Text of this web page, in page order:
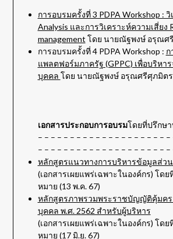
การอบรมครั้งที่ 3 PDPA Workshop : วิ
Analysis และการวิเคราะห์ความเสี่ยง
management โดย นายณัฐพงษ์ อรุณศ
การอบรมครั้งที่ 4 PDPA Workshop : ก
แพลตฟอร์มภาครัฐ (GPPC) เพื่อบริหา
บุคคล โดย นายณัฐพงษ์ อรุณศรีศุภมิตร
เอกสารประกอบการอบรมโดยที่ปรึกษ
– – – – – – – – – – – – – – – – – – – –
– – – – – – – – – – – – – – – – – – – – –
หลักสูตรแนวทางการบริหารข้อมูลส่ว
(เอกสารเผยแพร่เฉพาะในองค์กร) โด
หมาย (13 พ.ค. 67)
หลักสูตรภาพรวมพระราชบัญญัติคุ้มค
บุคคล พ.ศ. 2562 สำหรับผู้บริหาร
(เอกสารเผยแพร่เฉพาะในองค์กร) โด
หมาย (17 มิ.ย. 67)